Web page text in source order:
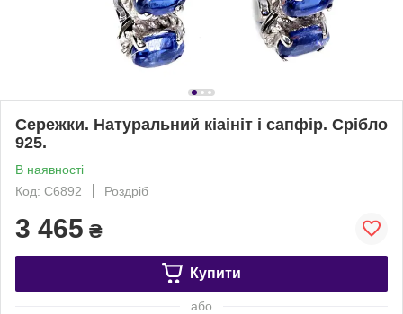
Сережки. Натуральний кіаініт і сапфір. Срібло
925.
В наявності
Код: С6892
Роздріб
3 465 ₴
Купити
або